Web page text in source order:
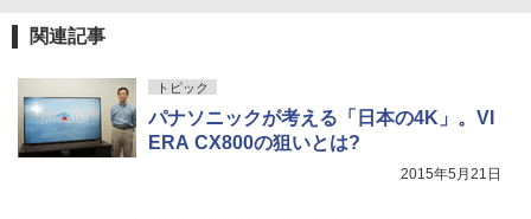
関連記事
トピック
パナソニックが考える「日本の4K」。VI
ERA CX800の狙いとは?
2015年5月21日